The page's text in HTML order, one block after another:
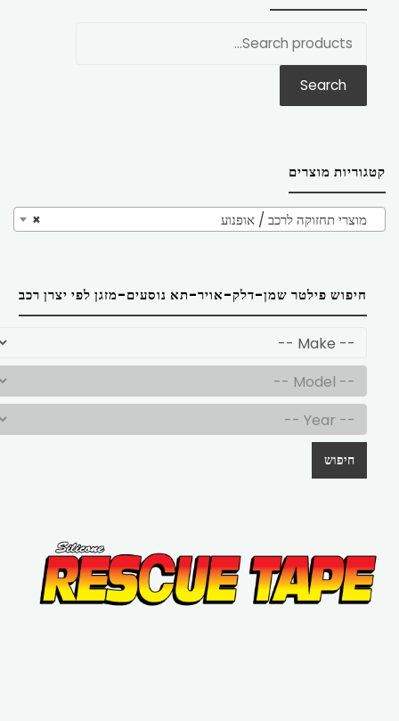
Search
קטגוריות מוצרים
× מוצרי תחזוקה לרכב / אופנוע
חיפוש פילטר שמן-דלק-אויר-תא נוסעים-מזגן לפי יצרן רכב
חיפוש